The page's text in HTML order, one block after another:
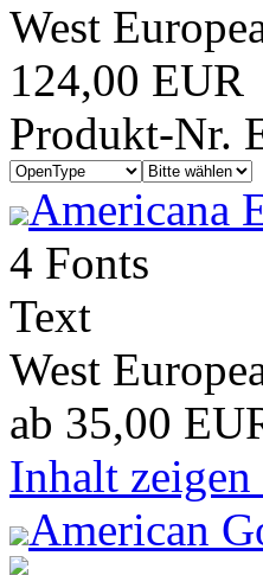
West
124,00 EUR
Produkt-Nr.
Americana
4 Fonts
Text
West
ab 35,00
Inhalt zeigen
American